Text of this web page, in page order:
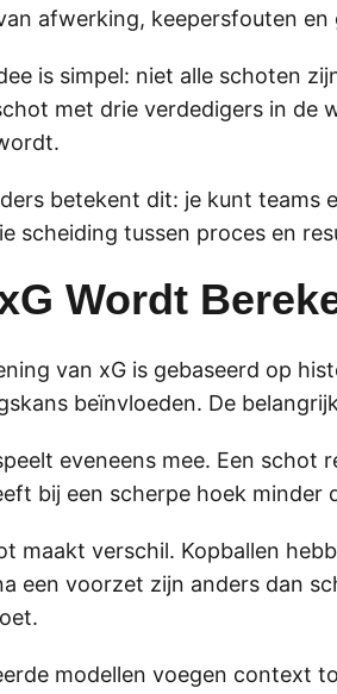
afwerking, keepersfouten en
is simpel: niet alle schoten
met drie verdedigers in de
betekent dit: je kunt teams
scheiding tussen proces en
Wordt
van xG is gebaseerd op
beïnvloeden. De
eveneens mee. Een
bij een scherpe hoek
maakt verschil. Kopballen
een voorzet zijn anders dan
modellen voegen context